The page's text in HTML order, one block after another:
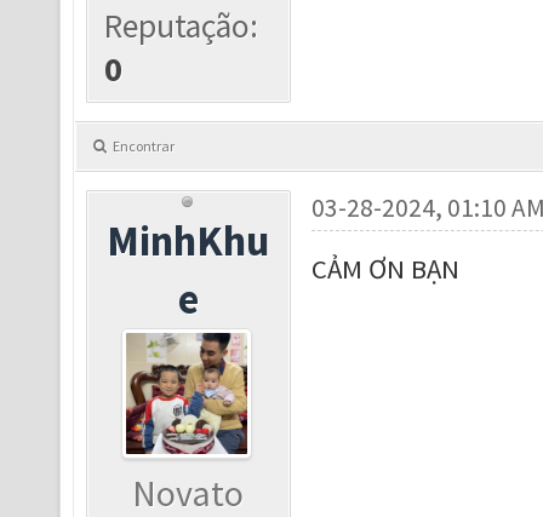
Reputação:
0
Encontrar
MinhKhu
e
Novato
03-28-2024, 01:10
CẢM ƠN BẠN